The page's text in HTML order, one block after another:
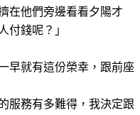
在他們旁邊看看夕陽才
付錢呢？」
早就有這份榮幸，跟前座
務有多難得，我決定跟